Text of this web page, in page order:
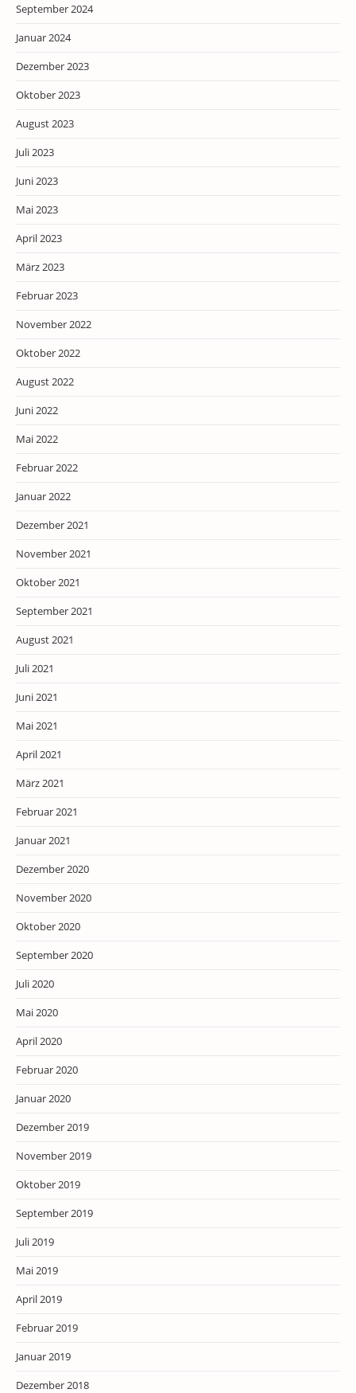
September 2024
Januar 2024
Dezember 2023
Oktober 2023
August 2023
Juli 2023
Juni 2023
Mai 2023
April 2023
März 2023
Februar 2023
November 2022
Oktober 2022
August 2022
Juni 2022
Mai 2022
Februar 2022
Januar 2022
Dezember 2021
November 2021
Oktober 2021
September 2021
August 2021
Juli 2021
Juni 2021
Mai 2021
April 2021
März 2021
Februar 2021
Januar 2021
Dezember 2020
November 2020
Oktober 2020
September 2020
Juli 2020
Mai 2020
April 2020
Februar 2020
Januar 2020
Dezember 2019
November 2019
Oktober 2019
September 2019
Juli 2019
Mai 2019
April 2019
Februar 2019
Januar 2019
Dezember 2018